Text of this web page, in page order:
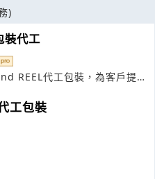
)
裝代工
REEL代工包裝，為客戶提供
工包裝